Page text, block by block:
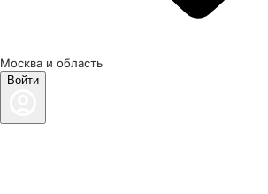
Москва и область
Войти